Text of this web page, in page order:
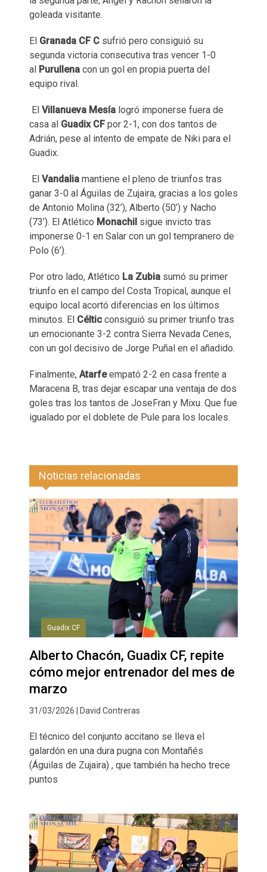
goleada visitante.
El Granada CF C sufrió pero consiguió su
segunda victoria consecutiva tras vencer 1-0
al Purullena con un gol en propia puerta del
equipo rival.
El Villanueva Mesía logró imponerse fuera de
casa al Guadix CFpor 2-1, con dos tantos de
Adrián, pese al intento de empate de Niki para el
Guadix.
El Vandalia mantiene el pleno de triunfos tras
ganar 3-0 al Águilas de Zujaira, gracias a los goles
de Antonio Molina (32’), Alberto (50’) y Nacho
(73’). El Atlético Monachil sigue invicto tras
imponerse 0-1 en Salar con un gol tempranero de
Polo (6’).
Por otro lado, Atlético La Zubia sumó su primer
triunfo en el campo del Costa Tropical, aunque el
equipo local acortó diferencias en los últimos
minutos. El Céltic consiguió su primer triunfo tras
un emocionante 3-2 contra Sierra Nevada Cenes,
con un gol decisivo de Jorge Puñal en el añadido.
Finalmente, Atarfeempató 2-2 en casa frente a
Maracena B, tras dejar escapar una ventaja de dos
goles tras los tantos de JoseFran y Mixu. Que fue
igualado por el doblete de Pule para los locales.
Noticias relacionadas
Guadix CF
Alberto Chacón, Guadix CF, repite
cómo mejor entrenador del mes de
marzo
31/03/2026 | David Contreras
El técnico del conjunto accitano se lleva el
galardón en una dura pugna con Montañés
(Águilas de Zujaira) , que también ha hecho trece
puntos